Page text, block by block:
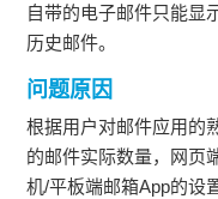
自带的电子邮件只能显
历史邮件。
问题原因
根据用户对邮件应用的
的邮件实际数量，网页
机/平板端邮箱App的设